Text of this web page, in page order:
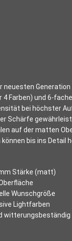
neuesten
Farben) und 6-
bei höchster
Schärfe
auf der matten
bis ins Detail
Stärke (matt)
Wunschgröße
Lightfarben
witterungsbeständig